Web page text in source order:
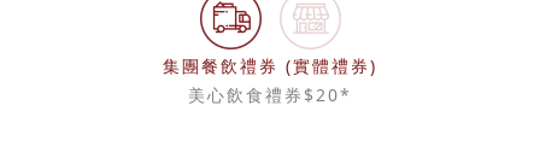
集團餐飲禮券 (實體禮券)
美心飲食禮券$20*